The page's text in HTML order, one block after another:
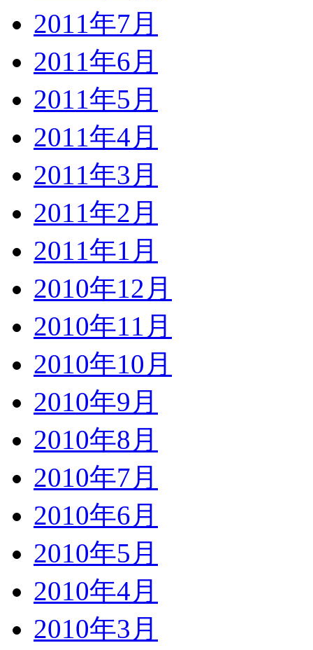
2011年7月
2011年6月
2011年5月
2011年4月
2011年3月
2011年2月
2011年1月
2010年12月
2010年11月
2010年10月
2010年9月
2010年8月
2010年7月
2010年6月
2010年5月
2010年4月
2010年3月